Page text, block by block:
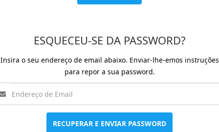
ESQUECEU-SE DA PASSWORD?
Insira o seu endereço de email abaixo. Enviar-lhe-emos instruções
para repor a sua password.
RECUPERAR E ENVIAR PASSWORD